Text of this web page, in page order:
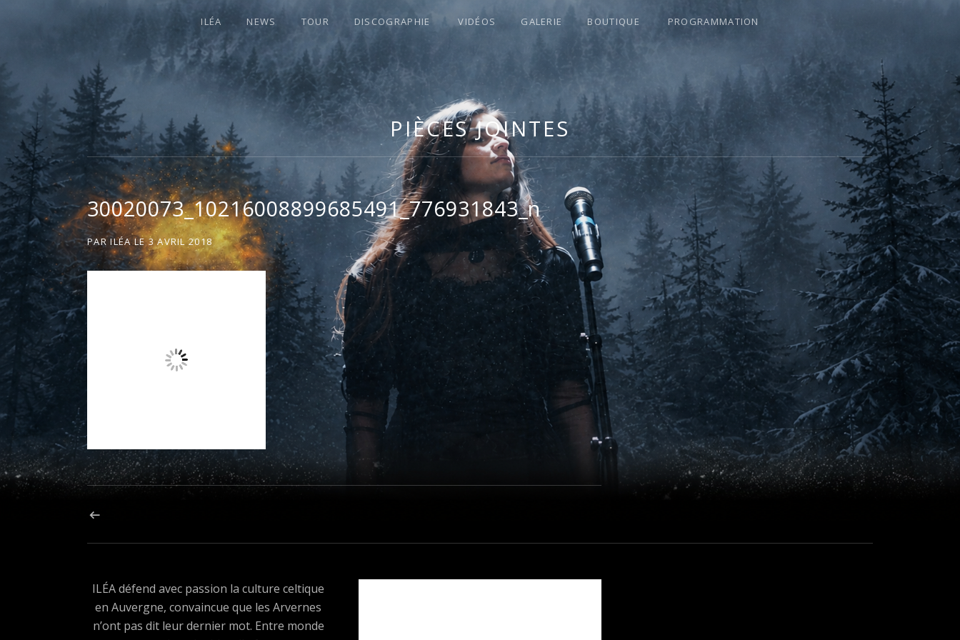
I
L
É
A
LA PLUS CELTIQUE DES AUVERGNATES !
ILÉA NEWS TOUR DISCOGRAPHIE VIDÉOS GALERIE BOUTIQUE PROGRAMMATION
PIÈCES JOINTES
30020073_10216008899685491_776931843_n
PARILÉA LE 3 AVRIL 2018
Navigation de l’article
ILÉA défend avec passion la culture celtique
en Auvergne, convaincue que les Arvernes
n’ont pas dit leur dernier mot. Entre monde